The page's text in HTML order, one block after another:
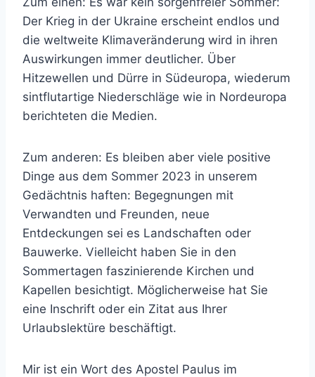
Der Krieg in der Ukraine erscheint endlos und
die weltweite Klimaveränderung wird in ihren
Auswirkungen immer deutlicher. Über
Hitzewellen und Dürre in Südeuropa, wiederum
sintflutartige Niederschläge wie in Nordeuropa
berichteten die Medien.
Zum anderen: Es bleiben aber viele positive
Dinge aus dem Sommer 2023 in unserem
Gedächtnis haften: Begegnungen mit
Verwandten und Freunden, neue
Entdeckungen sei es Landschaften oder
Bauwerke. Vielleicht haben Sie in den
Sommertagen faszinierende Kirchen und
Kapellen besichtigt. Möglicherweise hat Sie
eine Inschrift oder ein Zitat aus Ihrer
Urlaubslektüre beschäftigt.
Mir ist ein Wort des Apostel Paulus im